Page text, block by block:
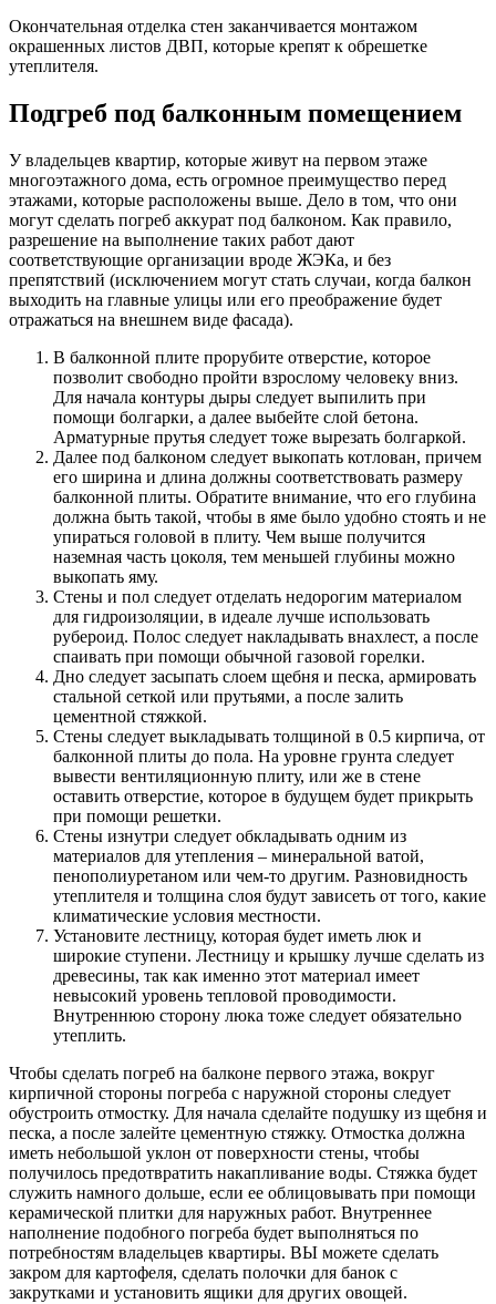
Окончательная отделка стен заканчивается монтажом
окрашенных листов ДВП, которые крепят к обрешетке
утеплителя.
Подгреб под балконным помещением
У владельцев квартир, которые живут на первом этаже
многоэтажного дома, есть огромное преимущество перед
этажами, которые расположены выше. Дело в том, что они
могут сделать погреб аккурат под балконом. Как правило,
разрешение на выполнение таких работ дают
соответствующие организации вроде ЖЭКа, и без
препятствий (исключением могут стать случаи, когда балкон
выходить на главные улицы или его преображение будет
отражаться на внешнем виде фасада).
В балконной плите прорубите отверстие, которое
позволит свободно пройти взрослому человеку вниз.
Для начала контуры дыры следует выпилить при
помощи болгарки, а далее выбейте слой бетона.
Арматурные прутья следует тоже вырезать болгаркой.
Далее под балконом следует выкопать котлован, причем
его ширина и длина должны соответствовать размеру
балконной плиты. Обратите внимание, что его глубина
должна быть такой, чтобы в яме было удобно стоять и не
упираться головой в плиту. Чем выше получится
наземная часть цоколя, тем меньшей глубины можно
выкопать яму.
Стены и пол следует отделать недорогим материалом
для гидроизоляции, в идеале лучше использовать
рубероид. Полос следует накладывать внахлест, а после
спаивать при помощи обычной газовой горелки.
Дно следует засыпать слоем щебня и песка, армировать
стальной сеткой или прутьями, а после залить
цементной стяжкой.
Стены следует выкладывать толщиной в 0.5 кирпича, от
балконной плиты до пола. На уровне грунта следует
вывести вентиляционную плиту, или же в стене
оставить отверстие, которое в будущем будет прикрыть
при помощи решетки.
Стены изнутри следует обкладывать одним из
материалов для утепления – минеральной ватой,
пенополиуретаном или чем-то другим. Разновидность
утеплителя и толщина слоя будут зависеть от того, какие
климатические условия местности.
Установите лестницу, которая будет иметь люк и
широкие ступени. Лестницу и крышку лучше сделать из
древесины, так как именно этот материал имеет
невысокий уровень тепловой проводимости.
Внутреннюю сторону люка тоже следует обязательно
утеплить.
Чтобы сделать погреб на балконе первого этажа, вокруг
кирпичной стороны погреба с наружной стороны следует
обустроить отмостку. Для начала сделайте подушку из щебня и
песка, а после залейте цементную стяжку. Отмостка должна
иметь небольшой уклон от поверхности стены, чтобы
получилось предотвратить накапливание воды. Стяжка будет
служить намного дольше, если ее облицовывать при помощи
керамической плитки для наружных работ. Внутреннее
наполнение подобного погреба будет выполняться по
потребностям владельцев квартиры. ВЫ можете сделать
закром для картофеля, сделать полочки для банок с
закрутками и установить ящики для других овощей.